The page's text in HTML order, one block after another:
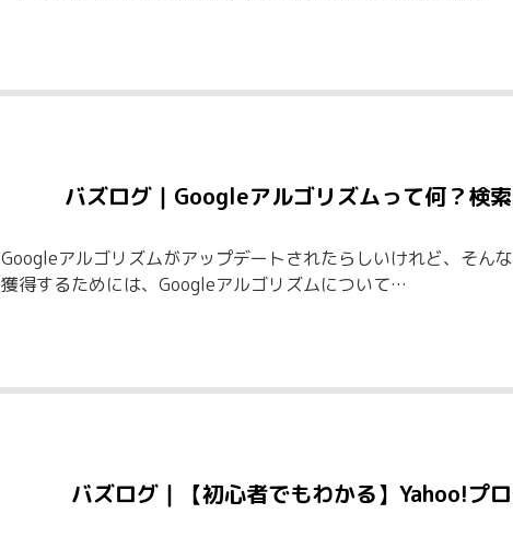
バズログ｜Googleアルゴリズムって何？検
Googleアルゴリズムがアップデートされたらしいけれど、そん
獲得するためには、Googleアルゴリズムについて…
バズログ｜【初心者でもわかる】Yahoo!プ